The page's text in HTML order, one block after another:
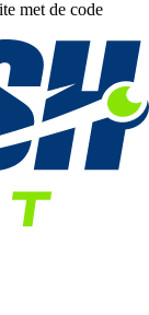
met de code